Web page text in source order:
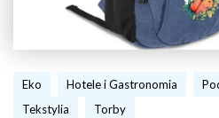
Eko Hotele i Gastronomia
Tekstylia
Torby